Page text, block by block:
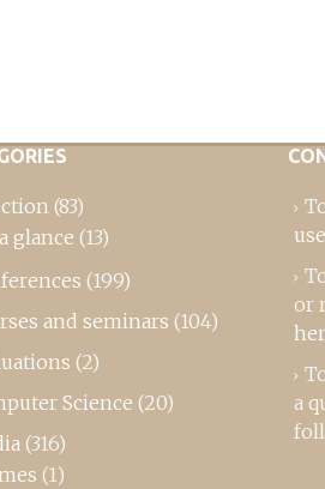
(83)
glance (13)
(199)
and seminars (104)
(2)
Science (20)
(316)
(1)
or
a